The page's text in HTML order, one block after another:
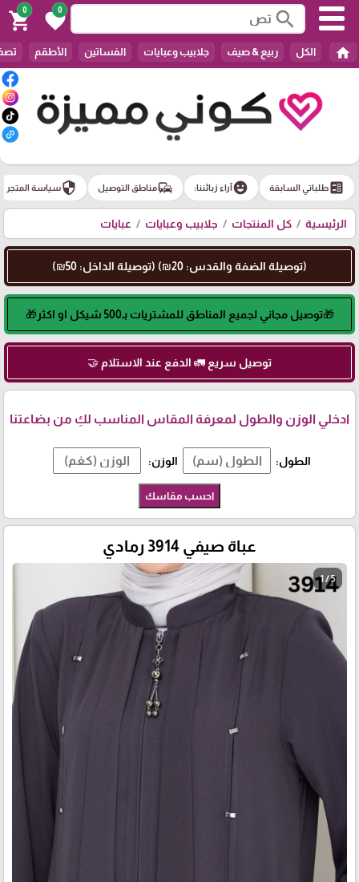
search
0
favorite
0
shopping_cart
home الكل ربيع & صيف جلابيب وعبايات الفساتين الأطقم
ballotطلباتي السابقة emoji_emotionsآراء زبائننا: commuteمناطق التوصيل securityسياسة المتجر
الرئيسية كل المنتجات جلابيب وعبايات عبايات
(توصيلة الضفة والقدس: 20₪) (توصيلة الداخل: 50₪)
🎁توصيل مجاني لجميع المناطق للمشتريات بـ500 شيكل او اكثر🎁
توصيل سريع 🚛 الدفع عند الاستلام 🤝
ادخلي الوزن والطول لمعرفة المقاس المناسب لكِ من بضاعتنا
الطول: الوزن:
احسب مقاسك
عباة صيفي 3914 رمادي
1 / 5